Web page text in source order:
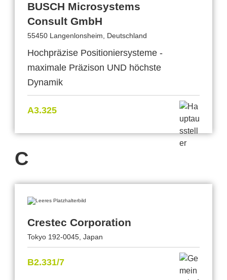
BUSCH Microsystems
Consult GmbH
55450 Langenlonsheim, Deutschland
Hochpräzise Positioniersysteme -
maximale Präzison UND höchste
Dynamik
A3.325
C
Crestec Corporation
Tokyo 192-0045, Japan
B2.331/7